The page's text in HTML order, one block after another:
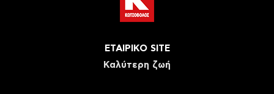
ΕΤΑΙΡΙΚΟ SITE
Καλύτερη ζωή